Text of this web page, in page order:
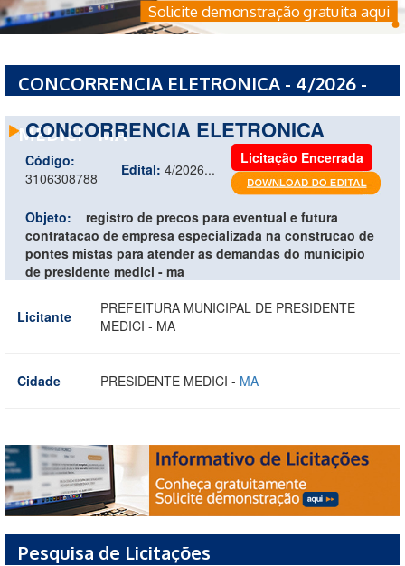
Solicite demonstração gratuita aqui
CONCORRENCIA ELETRONICA - 4/2026 -
MEDICI - MA
CONCORRENCIA ELETRONICA
Código:
3106308788
Edital: 4/2026...
Licitação Encerrada
Objeto:
registro de precos para eventual e futura
contratacao de empresa especializada na construcao de
pontes mistas para atender as demandas do municipio
de presidente medici - ma
Licitante
PREFEITURA MUNICIPAL DE PRESIDENTE
MEDICI - MA
Cidade PRESIDENTE MEDICI - MA
Pesquisa de Licitações